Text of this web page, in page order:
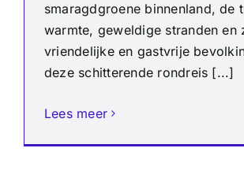
smaragdgroene binnenland, de
warmte, geweldige stranden en
vriendelijke en gastvrije
deze schitterende rondreis [...]
Lees meer